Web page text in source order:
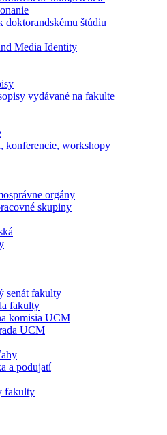
doktorandskému štúdiu
Media Identity
vydávané na fakulte
konferencie, workshopy
orgány
skupiny
senát fakulty
fakulty
komisia UCM
UCM
a podujatí
fakulty